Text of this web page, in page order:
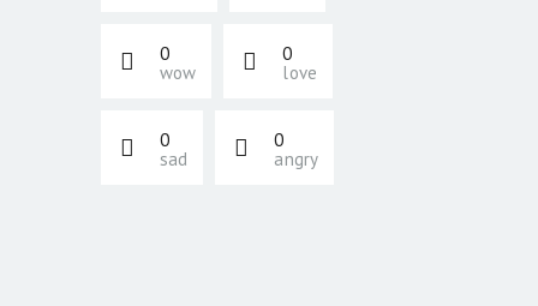
0
wow
0
love
0
sad
0
angry